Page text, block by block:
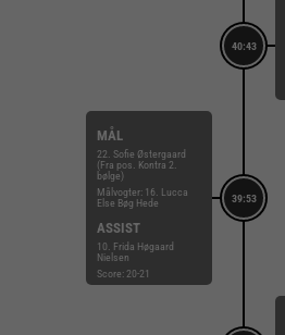
40:43
39:53
MÅL
22. Sofie Østergaard
(Fra pos. Kontra 2.
bølge)
Målvogter: 16. Lucca
Else Bøg Hede
ASSIST
10. Frida Høgaard
Nielsen
Score: 20-21